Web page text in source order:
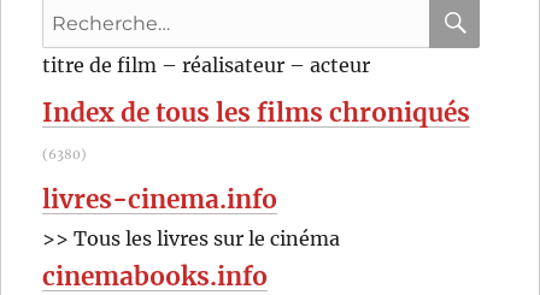
Recherche
pour
titre de film – réalisateur – acteur
Index de tous les films chroniqués
(6380)
livres-cinema.info
>> Tous les livres sur le cinéma
cinemabooks.info